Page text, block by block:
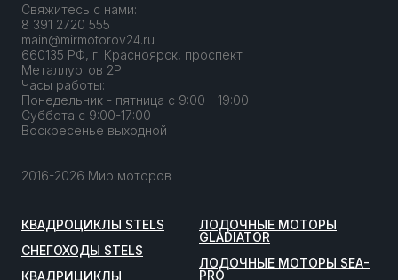
Свяжитесь с нами:
8 391 2720 555
main@mirmotorov24.ru
660135 РФ, г. Красноярск, проспект
Металлургов 2Р
Часы работы:
Понедельник - пятница с 9:00 - 19:00
Суббота с 9:00-17:00
Воскресенье выходной
2016-2026 Мир моторов
КВАДРОЦИКЛЫ STELS
СНЕГОХОДЫ STELS
КВАДРИЦИКЛЫ
ЛОДОЧНЫЕ МОТОРЫ
GLADIATOR
ЛОДОЧНЫЕ МОТОРЫ SEA-
PRO